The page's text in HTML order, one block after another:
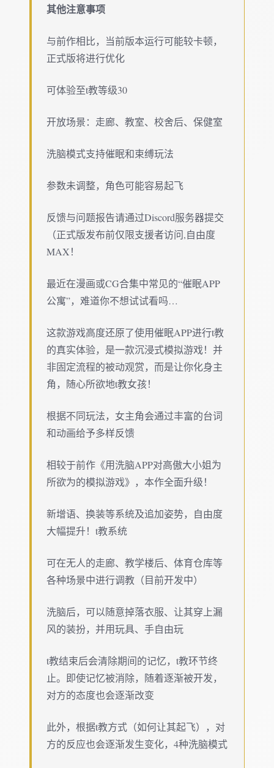
其他注意事项
与前作相比，当前版本运行可能较卡顿，
正式版将进行优化
可体验至t教等级30
开放场景：走廊、教室、校舍后、保健室
洗脑模式支持催眠和束缚玩法
参数未调整，角色可能容易起飞
反馈与问题报告请通过Discord服务器提交
（正式版发布前仅限支援者访问,自由度
MAX！
最近在漫画或CG合集中常见的“催眠APP
公寓”，难道你不想试试看吗…
这款游戏高度还原了使用催眠APP进行t教
的真实体验，是一款沉浸式模拟游戏！并
非固定流程的被动观赏，而是让你化身主
角，随心所欲地t教女孩！
根据不同玩法，女主角会通过丰富的台词
和动画给予多样反馈
相较于前作《用洗脑APP对高傲大小姐为
所欲为的模拟游戏》，本作全面升级！
新增语、换装等系统及追加姿势，自由度
大幅提升！t教系统
可在无人的走廊、教学楼后、体育仓库等
各种场景中进行调教（目前开发中）
洗脑后，可以随意掉落衣服、让其穿上漏
风的装扮，并用玩具、手自由玩
t教结束后会清除期间的记忆，t教环节终
止。即使记忆被消除，随着逐渐被开发，
对方的态度也会逐渐改变
此外，根据t教方式（如何让其起飞），对
方的反应也会逐渐发生变化，4种洗脑模式